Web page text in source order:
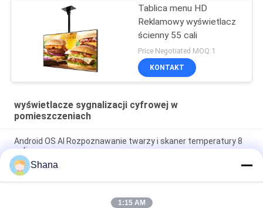
Tablica menu HD
Reklamowy wyświetlacz
ścienny 55 cali
Price Negotiated MOQ:1
KONTAKT
wyświetlacze sygnalizacji cyfrowej w
pomieszczeniach
Android OS AI Rozpoznawanie twarzy i skaner temperatury 8
cali
Obrotowe wewnętrzne ekrany reklamowe Smartboard z
pojemnościowym ekranem dotykowym
Shana
1:15 AM